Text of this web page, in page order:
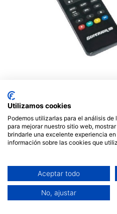
Mando a
programable 2
Mod. MD2:1LIG
12,00€
AÑADIR AL
Utilizamos cookies
Podemos utilizarlas para el análisis
para mejorar nuestro sitio web,
brindarle una excelente experiencia
información sobre las cookies que
Aceptar todo
No, ajustar